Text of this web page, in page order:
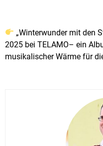
„Winterwunder mit den
2025 bei TELAMO– ein
musikalischer Wärme für